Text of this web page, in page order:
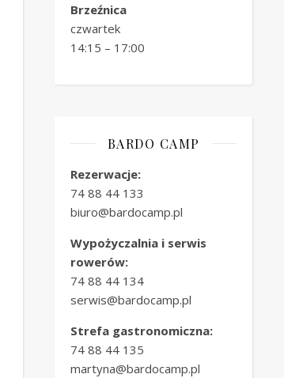
Brzeźnica
czwartek
14:15 – 17:00
BARDO CAMP
Rezerwacje:
74 88 44 133
biuro@bardocamp.pl
Wypożyczalnia i serwis
rowerów:
74 88 44 134
serwis@bardocamp.pl
Strefa gastronomiczna:
74 88 44 135
martyna@bardocamp.pl